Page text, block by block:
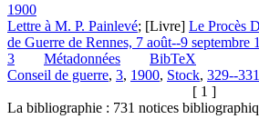
1900
Lettre à M. P. Painlevé; [Livre] Le Procès
de Guerre de Rennes, 7 août--9 septembre
3
Métadonnées
BibTeX
Conseil de guerre, 3, 1900, Stock, 329--331
[ 1 ]
La bibliographie : 731 notices